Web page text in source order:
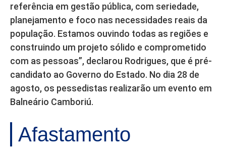
referência em gestão pública, com seriedade,
planejamento e foco nas necessidades reais da
população. Estamos ouvindo todas as regiões e
construindo um projeto sólido e comprometido
com as pessoas”, declarou Rodrigues, que é pré-
candidato ao Governo do Estado. No dia 28 de
agosto, os pessedistas realizarão um evento em
Balneário Camboriú.
Afastamento